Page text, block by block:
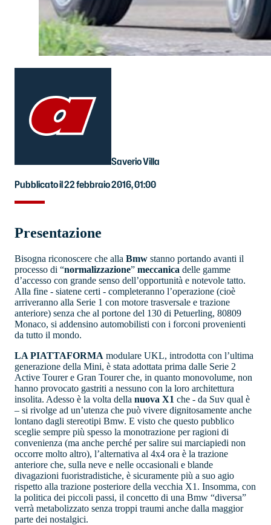
Saverio Villa
Pubblicato il 22 febbraio 2016, 01:00
Presentazione
Bisogna riconoscere che alla Bmw stanno portando avanti il
processo di “normalizzazione” meccanica delle gamme
d’accesso con grande senso dell’opportunità e notevole tatto.
Alla fine - siatene certi - completeranno l’operazione (cioè
arriveranno alla Serie 1 con motore trasversale e trazione
anteriore) senza che al portone del 130 di Petuerling, 80809
Monaco, si addensino automobilisti con i forconi provenienti
da tutto il mondo.
LA PIATTAFORMA modulare UKL, introdotta con l’ultima
generazione della Mini, è stata adottata prima dalle Serie 2
Active Tourer e Gran Tourer che, in quanto monovolume, non
hanno provocato gastriti a nessuno con la loro architettura
insolita. Adesso è la volta della nuova X1 che - da Suv qual è
– si rivolge ad un’utenza che può vivere dignitosamente anche
lontano dagli stereotipi Bmw. E visto che questo pubblico
sceglie sempre più spesso la monotrazione per ragioni di
convenienza (ma anche perché per salire sui marciapiedi non
occorre molto altro), l’alternativa al 4x4 ora è la trazione
anteriore che, sulla neve e nelle occasionali e blande
divagazioni fuoristradistiche, è sicuramente più a suo agio
rispetto alla trazione posteriore della vecchia X1. Insomma, con
la politica dei piccoli passi, il concetto di una Bmw “diversa”
verrà metabolizzato senza troppi traumi anche dalla maggior
parte dei nostalgici.